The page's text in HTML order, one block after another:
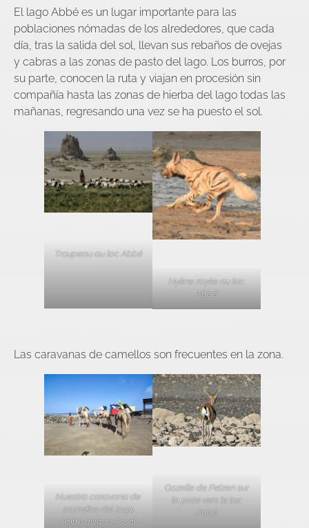
El lago Abbé es un lugar importante para las
poblaciones nómadas de los alrededores, que cada
día, tras la salida del sol, llevan sus rebaños de ovejas
y cabras a las zonas de pasto del lago. Los burros, por
su parte, conocen la ruta y viajan en procesión sin
compañía hasta las zonas de hierba del lago todas las
mañanas, regresando una vez se ha puesto el sol.
Troupeau au lac Abbé
Hyène rayée au lac
Abbé
Las caravanas de camellos son frecuentes en la zona.
Nuestra caravana de
camellos del lago
Abbé al lago Assal
Gazelle de Pelzen sur
la piste vers le lac
Abbé